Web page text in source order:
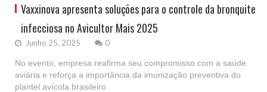
Vaxxinova apresenta soluções para o controle da bronquite
infecciosa no Avicultor Mais 2025
Junho 25, 2025 0
No evento, empresa reafirma seu compromisso com a saúde
aviária e reforça a importância da imunização preventiva do
plantel avícola brasileiro.